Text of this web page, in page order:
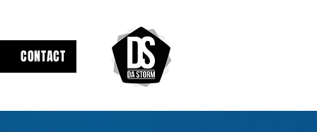
CONTACT